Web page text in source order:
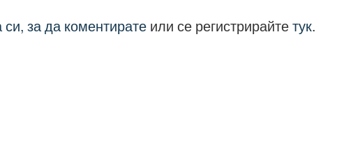
си, за да коментирате или се регистрирайтетук.